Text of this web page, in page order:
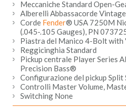
Meccaniche Standard Open-
Alberelli Abbassacorde
Corde Fender® USA 7250M
(.045-.105 Gauges), PN
Piastra del Manico 4-Bolt with
Reggicinghia Standard
Pickup centrale Player Series
Precision Bass®
Configurazione del pickup Split
Controlli Master Volume,
Switching None